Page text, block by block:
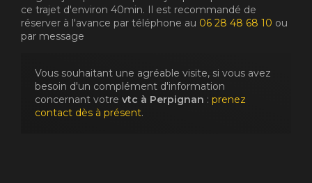
ce trajet d'environ 40min. Il est recommandé de
réserver à l'avance par téléphone au 06 28 48 68 10 ou
par message
Vous souhaitant une agréable visite, si vous avez
besoin d'un complément d'information
concernant votre vtc à Perpignan : prenez
contact dès à présent.